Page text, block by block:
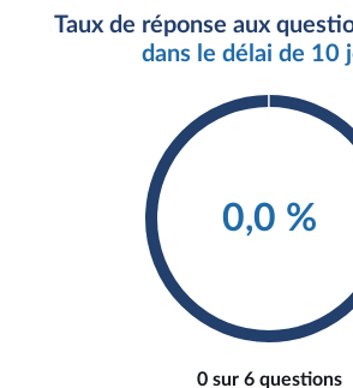
Taux de réponse aux
dans le délai de 10
0,0 %
0 sur 6 questions